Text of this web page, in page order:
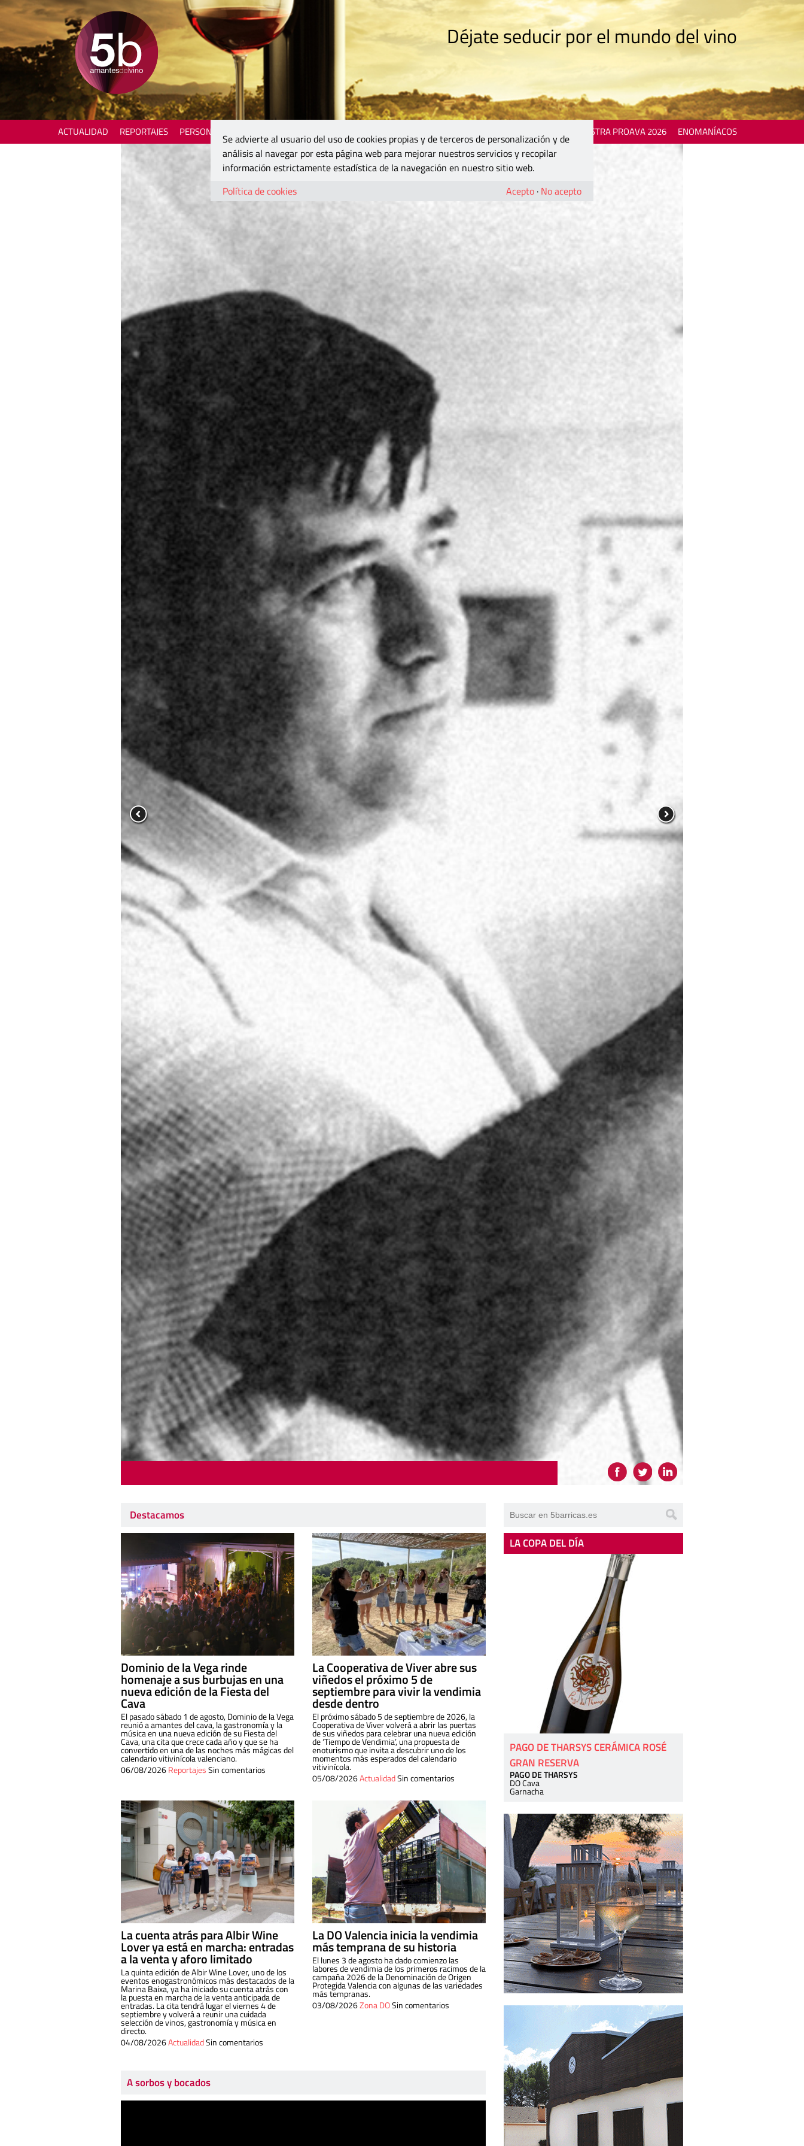
Déjate seducir por el mundo del vino
ACTUALIDAD REPORTAJES PERSONAJES MOSTRA PROAVA 2026 ENOMANÍACOS
Destacamos
Dominio de la Vega rinde
homenaje a sus burbujas en una
nueva edición de la Fiesta del
Cava
El pasado sábado 1 de agosto, Dominio de la Vega
reunió a amantes del cava, la gastronomía y la
música en una nueva edición de su Fiesta del
Cava, una cita que crece cada año y que se ha
convertido en una de las noches más mágicas del
calendario vitivinícola valenciano.
06/08/2026ReportajesSin comentarios
La Cooperativa de Viver abre sus
viñedos el próximo 5 de
septiembre para vivir la vendimia
desde dentro
El próximo sábado 5 de septiembre de 2026, la
Cooperativa de Viver volverá a abrir las puertas
de sus viñedos para celebrar una nueva edición
de ‘Tiempo de Vendimia’, una propuesta de
enoturismo que invita a descubrir uno de los
momentos más esperados del calendario
vitivinícola.
05/08/2026ActualidadSin comentarios
La cuenta atrás para Albir Wine
Lover ya está en marcha: entradas
a la venta y aforo limitado
La quinta edición de Albir Wine Lover, uno de los
eventos enogastronómicos más destacados de la
Marina Baixa, ya ha iniciado su cuenta atrás con
la puesta en marcha de la venta anticipada de
entradas. La cita tendrá lugar el viernes 4 de
septiembre y volverá a reunir una cuidada
selección de vinos, gastronomía y música en
directo.
04/08/2026ActualidadSin comentarios
La DO Valencia inicia la vendimia
más temprana de su historia
El lunes 3 de agosto ha dado comienzo las
labores de vendimia de los primeros racimos de la
campaña 2026 de la Denominación de Origen
Protegida Valencia con algunas de las variedades
más tempranas.
03/08/2026Zona DOSin comentarios
A sorbos y bocados
LA COPA DEL DÍA
PAGO DE THARSYS CERÁMICA ROSÉ
GRAN RESERVA
PAGO DE THARSYS
DO Cava
Garnacha
Se advierte al usuario del uso de cookies propias y de terceros de personalización y de
análisis al navegar por esta página web para mejorar nuestros servicios y recopilar
información estrictamente estadística de la navegación en nuestro sitio web.
Política de cookies
Acepto · No acepto